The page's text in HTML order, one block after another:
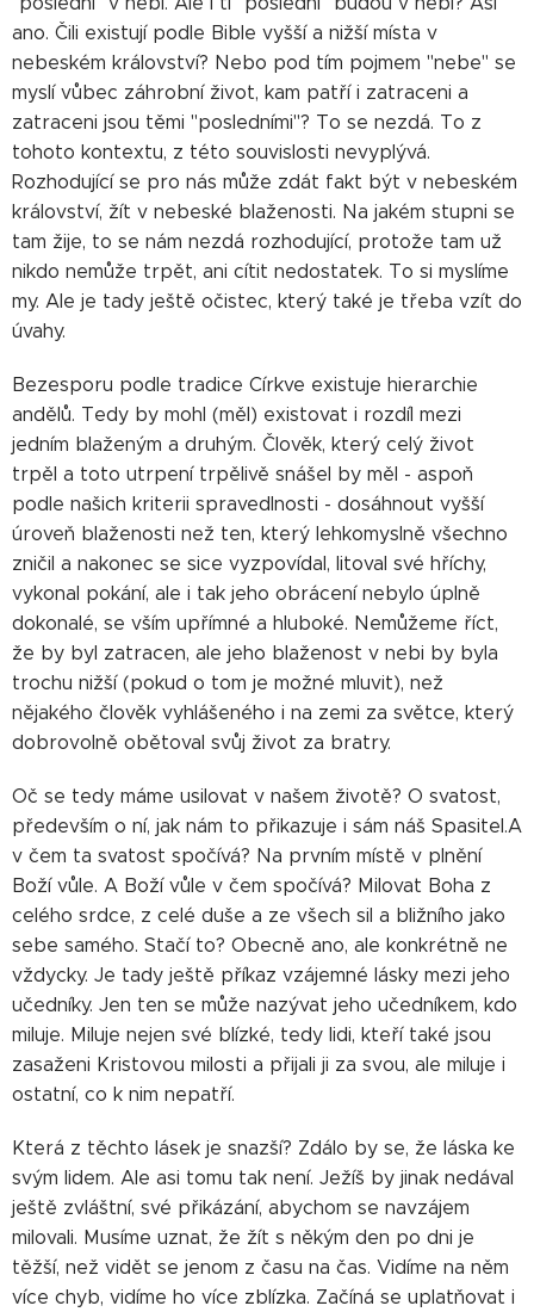
ano. Čili existují podle Bible vyšší a nižší místa v
nebeském království? Nebo pod tím pojmem "nebe" se
myslí vůbec záhrobní život, kam patří i zatraceni a
zatraceni jsou těmi "posledními"? To se nezdá. To z
tohoto kontextu, z této souvislosti nevyplývá.
Rozhodující se pro nás může zdát fakt být v nebeském
království, žít v nebeské blaženosti. Na jakém stupni se
tam žije, to se nám nezdá rozhodující, protože tam už
nikdo nemůže trpět, ani cítit nedostatek. To si myslíme
my. Ale je tady ještě očistec, který také je třeba vzít do
úvahy.
Bezesporu podle tradice Církve existuje hierarchie
andělů. Tedy by mohl (měl) existovat i rozdíl mezi
jedním blaženým a druhým. Člověk, který celý život
trpěl a toto utrpení trpělivě snášel by měl - aspoň
podle našich kriterii spravedlnosti - dosáhnout vyšší
úroveň blaženosti než ten, který lehkomyslně všechno
zničil a nakonec se sice vyzpovídal, litoval své hříchy,
vykonal pokání, ale i tak jeho obrácení nebylo úplně
dokonalé, se vším upřímné a hluboké. Nemůžeme říct,
že by byl zatracen, ale jeho blaženost v nebi by byla
trochu nižší (pokud o tom je možné mluvit), než
nějakého člověk vyhlášeného i na zemi za světce, který
dobrovolně obětoval svůj život za bratry.
Oč se tedy máme usilovat v našem životě? O svatost,
především o ní, jak nám to přikazuje i sám náš Spasitel.A
v čem ta svatost spočívá? Na prvním místě v plnění
Boží vůle. A Boží vůle v čem spočívá? Milovat Boha z
celého srdce, z celé duše a ze všech sil a bližního jako
sebe samého. Stačí to? Obecně ano, ale konkrétně ne
vždycky. Je tady ještě příkaz vzájemné lásky mezi jeho
učedníky. Jen ten se může nazývat jeho učedníkem, kdo
miluje. Miluje nejen své blízké, tedy lidi, kteří také jsou
zasaženi Kristovou milosti a přijali ji za svou, ale miluje i
ostatní, co k nim nepatří.
Která z těchto lásek je snazší? Zdálo by se, že láska ke
svým lidem. Ale asi tomu tak není. Ježíš by jinak nedával
ještě zvláštní, své přikázání, abychom se navzájem
milovali. Musíme uznat, že žít s někým den po dni je
těžší, než vidět se jenom z času na čas. Vidíme na něm
více chyb, vidíme ho více zblízka. Začíná se uplatňovat i